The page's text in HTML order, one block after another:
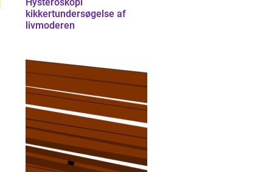
kikkertundersøgelse af
livmoderen